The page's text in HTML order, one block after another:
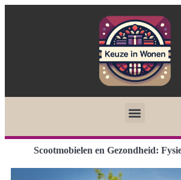
Scootmobielen en Gezondheid: